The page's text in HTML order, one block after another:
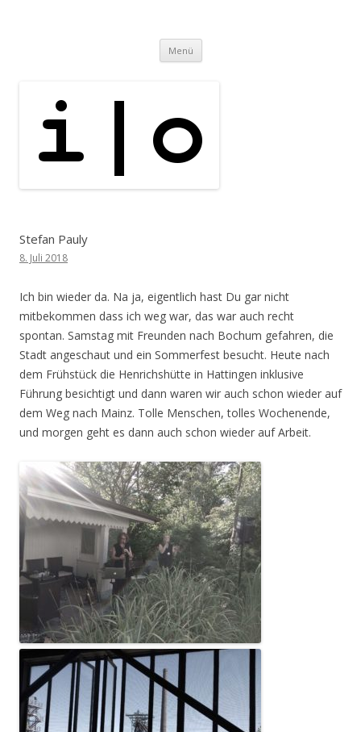
Menü Zum
springen
Stefan Pauly
8. Juli 2018
Ich bin wieder da. Na ja, eigentlich hast Du gar nicht
mitbekommen dass ich weg war, das war auch recht
spontan. Samstag mit Freunden nach Bochum gefahren, die
Stadt angeschaut und ein Sommerfest besucht. Heute nach
dem Frühstück die Henrichshütte in Hattingen inklusive
Führung besichtigt und dann waren wir auch schon wieder auf
dem Weg nach Mainz. Tolle Menschen, tolles Wochenende,
und morgen geht es dann auch schon wieder auf Arbeit.